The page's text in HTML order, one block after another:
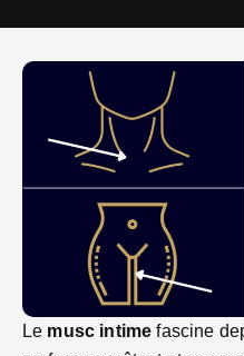
Le musc intime fascine